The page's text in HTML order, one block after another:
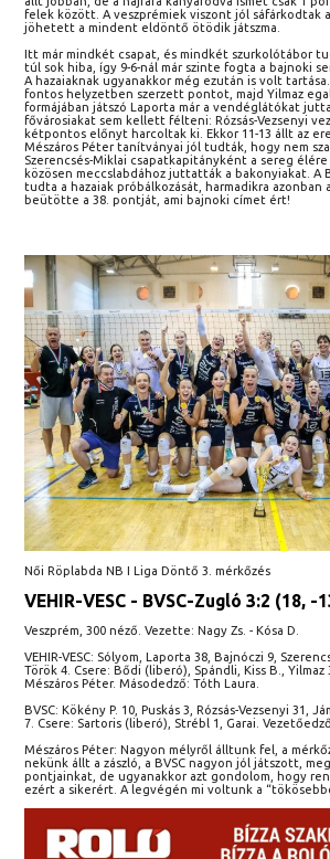
felek között. A veszprémiek viszont jól sáfárkodtak
jöhetett a mindent eldöntő ötödik játszma.
Itt már mindkét csapat, és mindkét szurkolótábor
túl sok hiba, így 9-6-nál már szinte fogta a bajnoki
A hazaiaknak ugyanakkor még ezután is volt
fontos helyzetben szerzett pontot, majd Yilmaz
formájában játszó Laporta már a vendéglátókat
fővárosiakat sem kellett félteni: Rózsás-Vezsenyi
kétpontos előnyt harcoltak ki. Ekkor 11-13 állt az
Mészáros Péter tanítványai jól tudták, hogy nem
Szerencsés-Miklai csapatkapitányként a sereg
közösen meccslabdához juttatták a bakonyiakat. A
tudta a hazaiak próbálkozását, harmadikra azonban
beütötte a 38. pontját, ami bajnoki címet ért!
Női Röplabda NB I Liga Döntő 3. mérkőzés
VEHIR-VESC - BVSC-Zugló 3:2 (18, -
Veszprém, 300 néző. Vezette: Nagy Zs. - Kósa D.
VEHIR-VESC: Sólyom, Laporta 38, Bajnóczi 9,
Török 4. Csere: Bődi (liberó), Spándli, Kiss B., Yilmaz
Mészáros Péter. Másodedző: Tóth Laura.
BVSC: Kökény P. 10, Puskás 3, Rózsás-Vezsenyi 31,
7. Csere: Sartoris (liberó), Strébl 1, Garai.
Mészáros Péter: Nagyon mélyről álltunk fel, a
nekünk állt a zászló, a BVSC nagyon jól játszott,
pontjainkat, de ugyanakkor azt gondolom, hogy
ezért a sikerért. A legvégén mi voltunk a